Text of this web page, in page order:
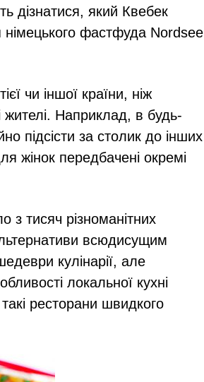
дізнатися, який Квебек
німецького фастфуда Nordsee
чи іншої країни, ніж
жителі. Наприклад, в будь-
підсісти за столик до інших
жінок передбачені окремі
тисяч різноманітних
всюдисущим
кулінарії, але
локальної кухні
ресторани швидкого